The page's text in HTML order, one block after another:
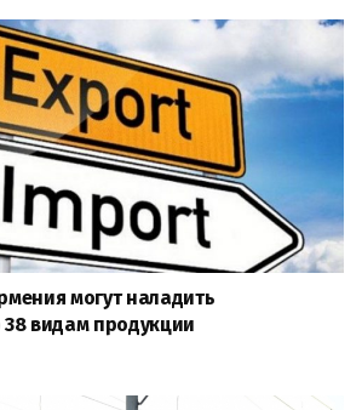
могут наладить
видам продукции